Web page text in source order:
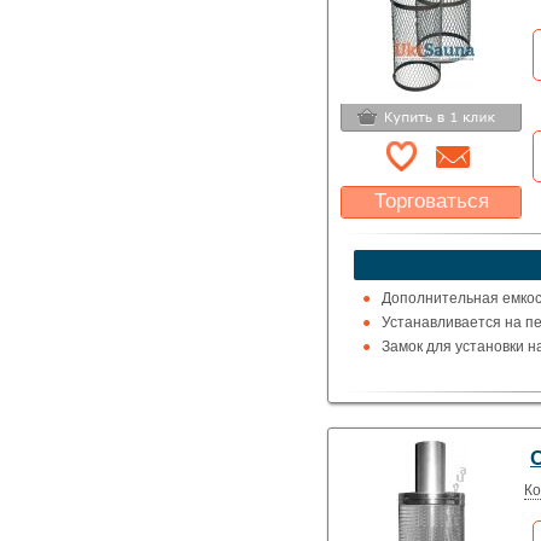
Торговаться
Какая цена Вас
устроит?
Указать цену
Дополнительная
Устанавливается на
Замок для установки